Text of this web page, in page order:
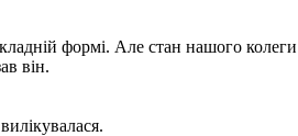
формі. Але стан нашого
він.